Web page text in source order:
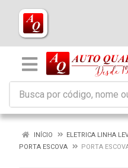
INÍCIO
ELETRICA LINHA
PORTA ESCOVA
PORTA